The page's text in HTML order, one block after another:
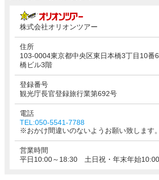
株式会社オリオンツアー
住所
103-0004東京都中央区東日本橋3丁目10番
橋ビル3階
登録番号
観光庁長官登録旅行業第692号
電話
TEL:050-5541-7788
※おかけ間違いのないようお願い致します。
営業時間
平日10:00～18:30 土日祝・年末年始